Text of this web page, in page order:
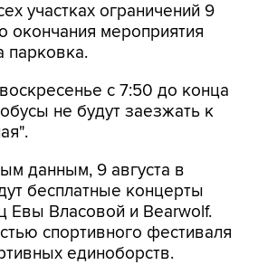
участках ограничений 9
окончания мероприятия
парковка.
с 7:50 до конца
не будут заезжать к
данным, 9 августа в
бесплатные концерты
Евы Власовой и Bearwolf.
спортивного фестиваля
единоборств.